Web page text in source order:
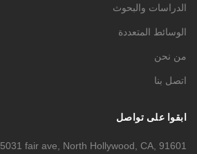
الدراسات والبحوث
الوسائط المتعددة
من نحن
اتصل بنا
ابقوا على تواصل
5031 fair ave, North Hollywood, CA, 91601